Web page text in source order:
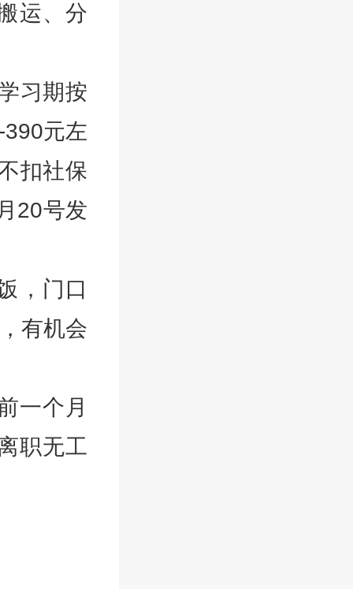
运、分
习期按
元左
扣社保
20号发
，门口
有机会
一个月
职无工